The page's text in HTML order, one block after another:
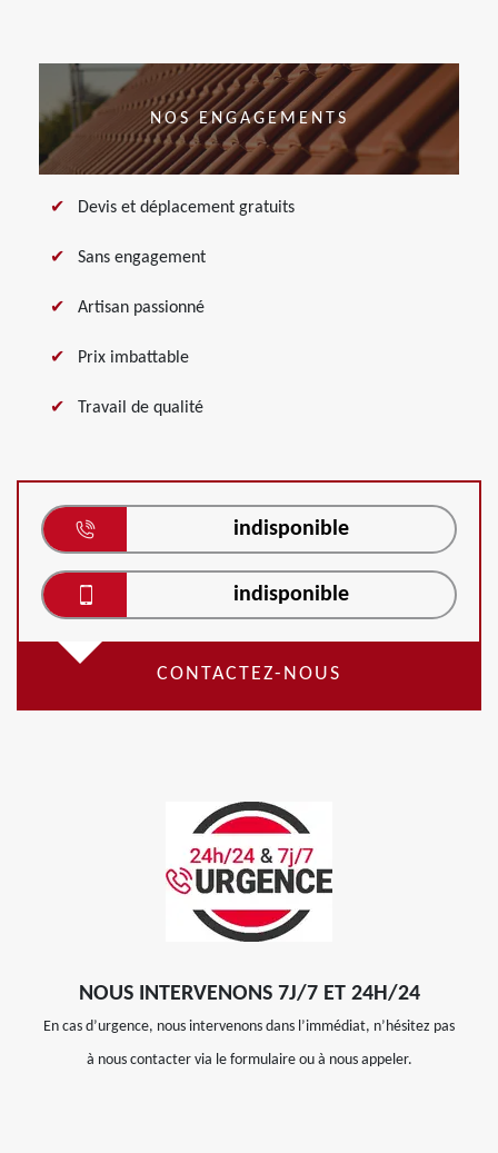
NOS ENGAGEMENTS
Devis et déplacement gratuits
Sans engagement
Artisan passionné
Prix imbattable
Travail de qualité
indisponible
indisponible
CONTACTEZ-NOUS
NOUS INTERVENONS 7J/7 ET 24H/24
En cas d’urgence, nous intervenons dans l’immédiat, n’hésitez pas
à nous contacter via le formulaire ou à nous appeler.